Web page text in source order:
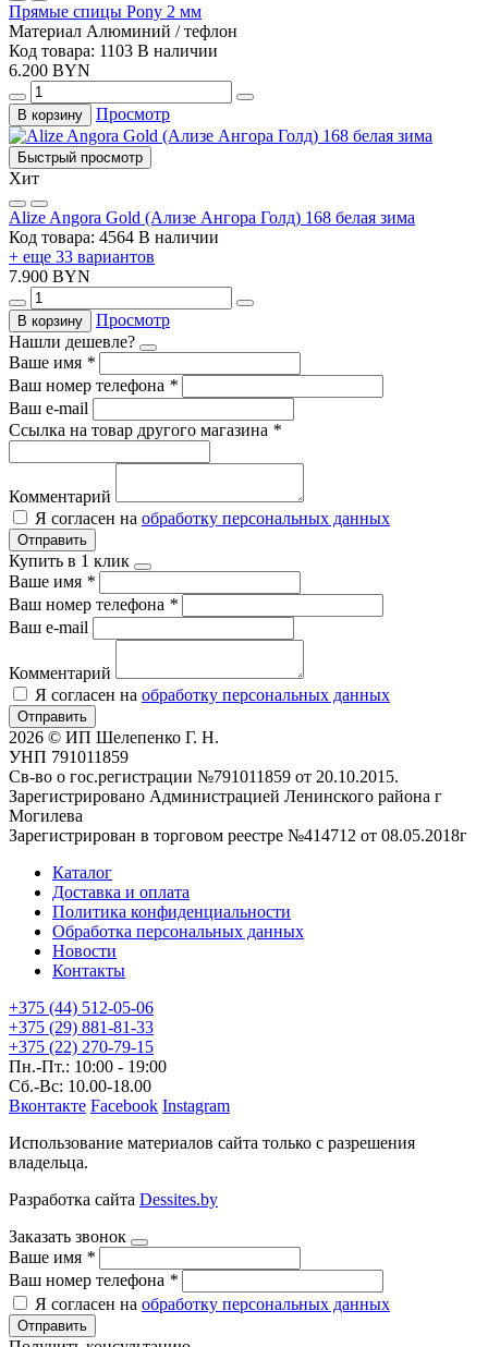
Прямые спицы Pony 2 мм
Материал Алюминий / тефлон
Код товара: 1103 В наличии
6.200 BYN
В корзину Просмотр
Быстрый просмотр
Хит
Alize Angora Gold (Ализе Ангора Голд) 168 белая зима
Код товара: 4564 В наличии
+ еще 33 вариантов
7.900 BYN
В корзину
Просмотр
Нашли дешевле?
Ваше имя *
Ваш номер телефона *
Ваш e-mail
Ссылка на товар другого магазина *
Комментарий
Я согласен на обработку персональных данных
Отправить
Купить в 1 клик
Ваше имя *
Ваш номер телефона *
Ваш e-mail
Комментарий
Я согласен на обработку персональных данных
Отправить
2026 © ИП Шелепенко Г. Н.
УНП 791011859
Св-во о гос.регистрации №791011859 от 20.10.2015.
Зарегистрировано Администрацией Ленинского района г
Могилева
Зарегистрирован в торговом реестре №414712 от 08.05.2018г
Каталог
Доставка и оплата
Политика конфиденциальности
Обработка персональных данных
Новости
Контакты
+375 (44) 512-05-06
+375 (29) 881-81-33
+375 (22) 270-79-15
Пн.-Пт.: 10:00 - 19:00
Сб.-Вс: 10.00-18.00
Вконтакте Facebook Instagram
Использование материалов сайта только с разрешения
владельца.
Разработка сайта Dessites.by
Заказать звонок
Ваше имя *
Ваш номер телефона *
Я согласен на обработку персональных данных
Отправить